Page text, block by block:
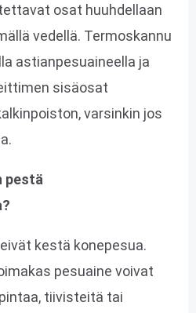
osat huuhdellaan
vedellä. Termoskannu
astianpesuaineella ja
sisäosat
varsinkin jos
pestä
kestä konepesua.
pesuaine voivat
tiivisteitä tai